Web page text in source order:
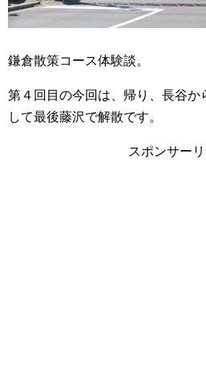
鎌倉散策コース体験談。
第４回目の今回は、帰り、長谷か
して最後藤沢で解散です。
スポンサー